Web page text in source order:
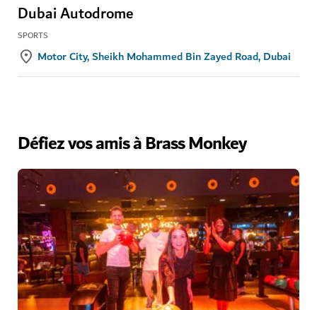
Dubai Autodrome
SPORTS
Motor City, Sheikh Mohammed Bin Zayed Road, Dubai
Défiez vos amis à Brass Monkey